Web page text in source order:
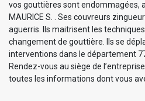
vos gouttières sont endommagées,
MAURICE S. . Ses couvreurs
aguerris. Ils maitrisent les
changement de gouttière. Ils se
interventions dans le département
Rendez-vous au siège de
toutes les informations dont vous